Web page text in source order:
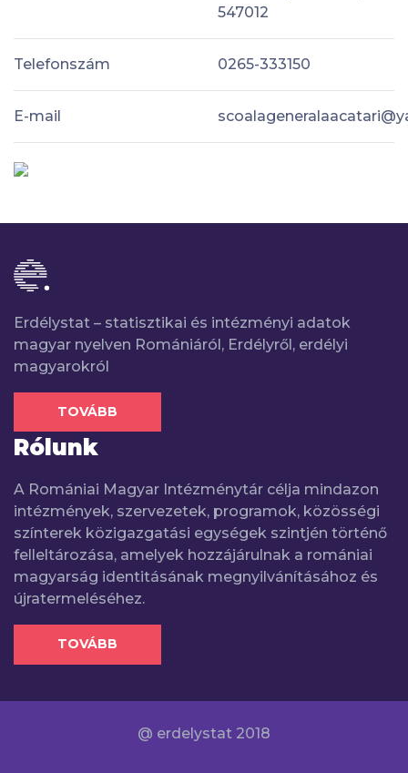
547012
Telefonszám 0265-333150
E-mail
Erdélystat – statisztikai és intézményi adatok
magyar nyelven Romániáról, Erdélyről, erdélyi
magyarokról
TOVÁBB
Rólunk
A Romániai Magyar Intézménytár célja mindazon
intézmények, szervezetek, programok, közösségi
színterek közigazgatási egységek szintjén történő
felleltározása, amelyek hozzájárulnak a romániai
magyarság identitásának megnyilvánításához és
újratermeléséhez.
TOVÁBB
@ erdelystat 2018